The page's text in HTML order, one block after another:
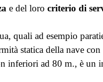
e del lorocriterio di
quali ad esempio
statica della nave
inferiori ad 80 m., è